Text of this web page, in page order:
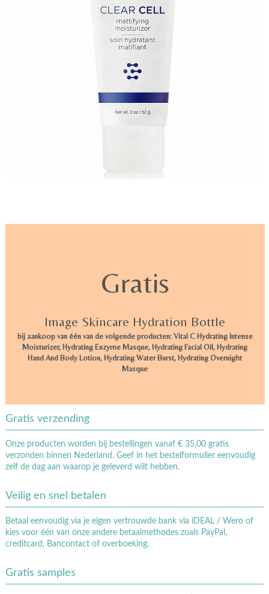
Gratis
Image Skincare Hydration Bottle
bij aankoop van één van de volgende producten: Vital C Hydrating Intense
Moisturizer, Hydrating Enzyme Masque, Hydrating Facial Oil, Hydrating
Hand And Body Lotion, Hydrating Water Burst, Hydrating Overnight
Masque
Gratis verzending
Onze producten worden bij bestellingen vanaf € 35,00 gratis
verzonden binnen Nederland. Geef in het bestelformulier eenvoudig
zelf de dag aan waarop je geleverd wilt hebben.
Veilig en snel betalen
Betaal eenvoudig via je eigen vertrouwde bank via iDEAL / Wero of
kies voor één van onze andere betaalmethodes zoals PayPal,
creditcard, Bancontact of overboeking.
Gratis samples